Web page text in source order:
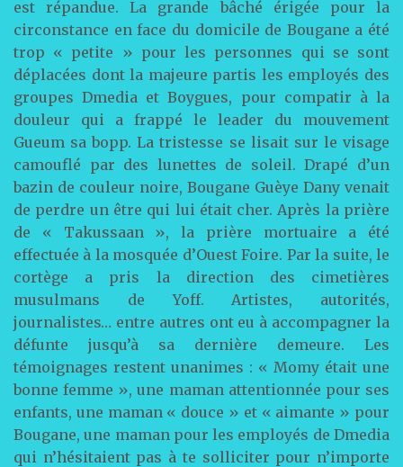
est répandue. La grande bâché érigée pour la
circonstance en face du domicile de Bougane a été
trop « petite » pour les personnes qui se sont
déplacées dont la majeure partis les employés des
groupes Dmedia et Boygues, pour compatir à la
douleur qui a frappé le leader du mouvement
Gueum sa bopp. La tristesse se lisait sur le visage
camouflé par des lunettes de soleil. Drapé d’un
bazin de couleur noire, Bougane Guèye Dany venait
de perdre un être qui lui était cher. Après la prière
de « Takussaan », la prière mortuaire a été
effectuée à la mosquée d’Ouest Foire. Par la suite, le
cortège a pris la direction des cimetières
musulmans de Yoff. Artistes, autorités,
journalistes… entre autres ont eu à accompagner la
défunte jusqu’à sa dernière demeure. Les
témoignages restent unanimes : « Momy était une
bonne femme », une maman attentionnée pour ses
enfants, une maman « douce » et « aimante » pour
Bougane, une maman pour les employés de Dmedia
qui n’hésitaient pas à te solliciter pour n’importe